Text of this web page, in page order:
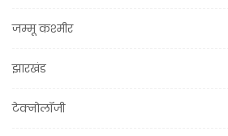
जम्मू कश्मीर
झारखंड
टेक्नोलॉजी